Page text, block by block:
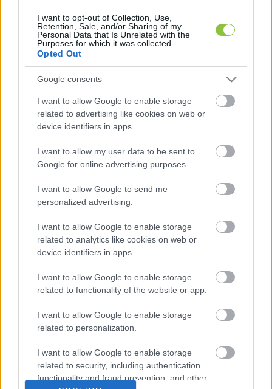
I want to opt-out of Collection, Use,
Retention, Sale, and/or Sharing of my
Personal Data that Is Unrelated with the
Purposes for which it was collected.
Opted Out
Google consents
I want to allow Google to enable storage
related to advertising like cookies on web or
device identifiers in apps.
I want to allow my user data to be sent to
Google for online advertising purposes.
I want to allow Google to send me
personalized advertising.
I want to allow Google to enable storage
related to analytics like cookies on web or
device identifiers in apps.
I want to allow Google to enable storage
related to functionality of the website or app.
I want to allow Google to enable storage
related to personalization.
I want to allow Google to enable storage
related to security, including authentication
functionality and fraud prevention, and other
Kecskeméten is járt Vida Kamillával, a KecsUP-
nak akkor azt nyilatkozta: billegővé vált mindkét
kecskeméti választókerület.
” Az előtte és előttünk álló feladat egyszerűen,
néhány szóban összefoglalható: a valódi
rendszerváltás megvalósításáért felel és felelünk.
Ruff Bálint nevét a magyar nyilvánosság
elsősorban közéleti tevékenysége miatt ismeri,
számomra kiemelten fontos emellett kiterjedt
közigazgatási tapasztalata is. Az elmúlt években
közéleti megszólalásaival nemcsak széles
látókörűségét, hanem kérlelhetetlenségét és
felelősségtudatát is bizonyította. Magyarországnak
írta Magyar
Péter közösségi oldalán Ruff Bálintról.